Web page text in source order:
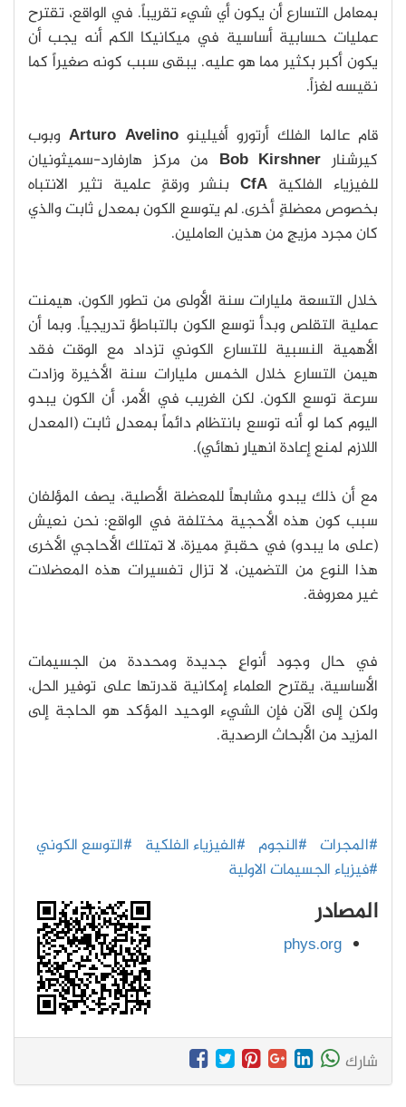
بمعامل التسارع أن يكون أي شيء تقريباً. في الواقع، تقترح
عمليات حسابية أساسية في ميكانيكا الكم أنه يجب أن
يكون أكبر بكثير مما هو عليه. يبقى سبب كونه صغيراً كما
نقيسه لغزاً.
قام عالما الفلك أرتورو أفيلينوArturo Avelinoوبوب
كيرشنارBob Kirshner
من مركز هارفارد-سميثونيان
للفيزياء الفلكية
بنشر ورقةٍ علمية تثير الانتباه
بخصوص معضلةٍ أخرى. لم يتوسع الكون بمعدلٍ ثابت والذي
كان مجرد مزيجٍ من هذين العاملين.
خلال التسعة مليارات سنة الأولى من تطور الكون، هيمنت
عملية التقلص وبدأ توسع الكون بالتباطؤ تدريجياً. وبما أن
الأهمية النسبية للتسارع الكوني تزداد مع الوقت فقد
هيمن التسارع خلال الخمس مليارات سنة الأخيرة وزادت
سرعة توسع الكون. لكن الغريب في الأمر، أن الكون يبدو
اليوم كما لو أنه توسع بانتظام دائماً بمعدلٍ ثابت (المعدل
اللازم لمنع إعادة انهيارٍ نهائي).
مع أن ذلك يبدو مشابهاً للمعضلة الأصلية، يصف المؤلفان
سبب كون هذه الأحجية مختلفة في الواقع: نحن نعيش
(على ما يبدو) في حقبةٍ مميزة، لا تمتلك الأحاجي الأخرى
هذا النوع من التضمين، لا تزال تفسيرات هذه المعضلات
غير معروفة.
في حال وجود أنواعٍ جديدة ومحددة من الجسيمات
الأساسية، يقترح العلماء إمكانية قدرتها على توفير الحل،
ولكن إلى الآن فإن الشيء الوحيد المؤكد هو الحاجة إلى
المزيد من الأبحاث الرصدية.
#المجرات #النجوم #الفيزياء الفلكية #التوسع الكوني
#فيزياء الجسيمات الاولية
المصادر
phys.org
شارك